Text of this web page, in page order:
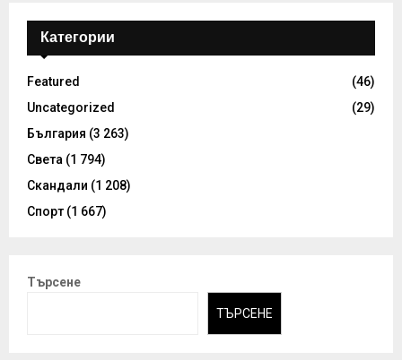
Категории
Featured
(46)
Uncategorized
(29)
България (3 263)
Света (1 794)
Скандали (1 208)
Спорт (1 667)
Търсене
ТЪРСЕНЕ